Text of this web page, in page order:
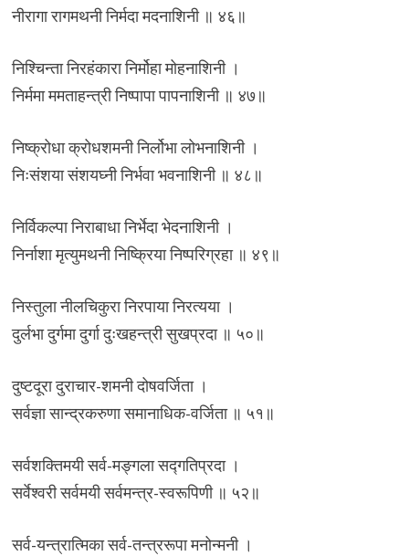
नीरागा रागमथनी निर्मदा मदनाशिनी ॥ ४६॥
निश्चिन्ता निरहंकारा निर्मोहा मोहनाशिनी ।
निर्ममा ममताहन्त्री निष्पापा पापनाशिनी ॥ ४७॥
निष्क्रोधा क्रोधशमनी निर्लोभा लोभनाशिनी ।
निःसंशया संशयघ्नी निर्भवा भवनाशिनी ॥ ४८॥
निर्विकल्पा निराबाधा निर्भेदा भेदनाशिनी ।
निर्नाशा मृत्युमथनी निष्क्रिया निष्परिग्रहा ॥ ४९॥
निस्तुला नीलचिकुरा निरपाया निरत्यया ।
दुर्लभा दुर्गमा दुर्गा दुःखहन्त्री सुखप्रदा ॥ ५०॥
दुष्टदूरा दुराचार-शमनी दोषवर्जिता ।
सर्वज्ञा सान्द्रकरुणा समानाधिक-वर्जिता ॥ ५१॥
सर्वशक्तिमयी सर्व-मङ्गला सद्गतिप्रदा ।
सर्वेश्वरी सर्वमयी सर्वमन्त्र-स्वरूपिणी ॥ ५२॥
सर्व-यन्त्रात्मिका सर्व-तन्त्ररूपा मनोन्मनी ।